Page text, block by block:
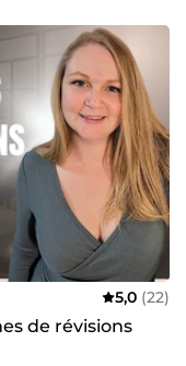
personnalisées 🎨
de visuels
📝Accompagnement
et de thèse
projet pour
📩
de collaborer
5,0 (22)
de révisions